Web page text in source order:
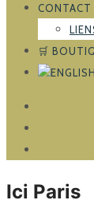
CONTACT
🛒
Ici Paris